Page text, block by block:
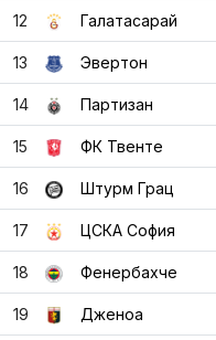
12 Галатасарай
13 Эвертон
14 Партизан
15 ФК Твенте
16 Штурм Грац
17 ЦСКА София
18 Фенербахче
19 Дженоа